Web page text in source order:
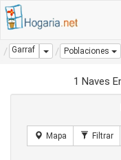
Garraf Dropdown
Poblaciones
1 Naves